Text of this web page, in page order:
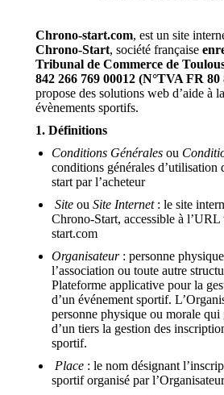
Chrono-start.com, est un site
Chrono-Start, société française
Tribunal de Commerce de
842 266 769 00012 (N°TVA FR 80
propose des solutions web d’aide à
évènements sportifs.
1. Définitions
Conditions Générales ou
conditions générales d’utilisation
start par l’acheteur
Site ou Site Internet: le site
Chrono-Start, accessible à
start.com
Organisateur: personne
l’association ou toute autre
Plateforme applicative pour la
d’un événement sportif.
personne physique ou morale
d’un tiers la gestion des
sportif.
Place : le nom désignant
sportif organisé par l’Organisateur